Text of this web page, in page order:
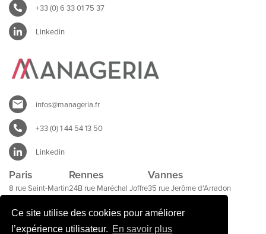
Ce site utilise des cookies pour améliorer
l’expérience utilisateur. En savoir plus
+33 (0) 6 33 01 75 37
Linkedin
infos@manageria.fr
+33 (0) 1 44 54 13 50
Linkedin
Paris
8 rue Saint-Martin
75004 Paris
Rennes
24B rue Maréchal Joffre
35000 Rennes
Vannes
35 rue Jerôme d'Arradon
56000 Vannes